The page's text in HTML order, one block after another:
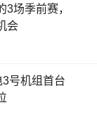
场季前赛，
会
3号机组首台